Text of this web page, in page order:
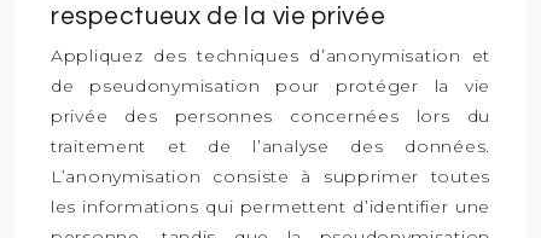
respectueux de la vie privée
Appliquez des techniques d’anonymisation et
de pseudonymisation pour protéger la vie
privée des personnes concernées lors du
traitement et de l’analyse des données.
L’anonymisation consiste à supprimer toutes
les informations qui permettent d’identifier une